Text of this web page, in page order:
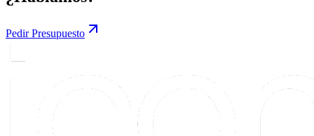
Pedir Presupuesto